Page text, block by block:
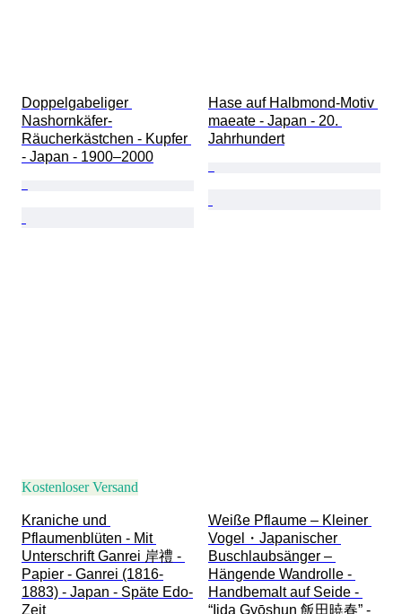
Doppelgabeliger
Nashornkäfer-
Räucherkästchen - Kupfer
- Japan - 1900–2000
Hase auf Halbmond-Motiv
maeate - Japan - 20.
Jahrhundert
Kostenloser Versand
Kraniche und
Pflaumenblüten - Mit
Unterschrift Ganrei 岸禮 -
Papier - Ganrei (1816-
1883) - Japan - Späte Edo-
Zeit
Weiße Pflaume – Kleiner
Vogel・Japanischer
Buschlaubsänger –
Hängende Wandrolle -
Handbemalt auf Seide -
“Iida Gyōshun 飯田暁春” -